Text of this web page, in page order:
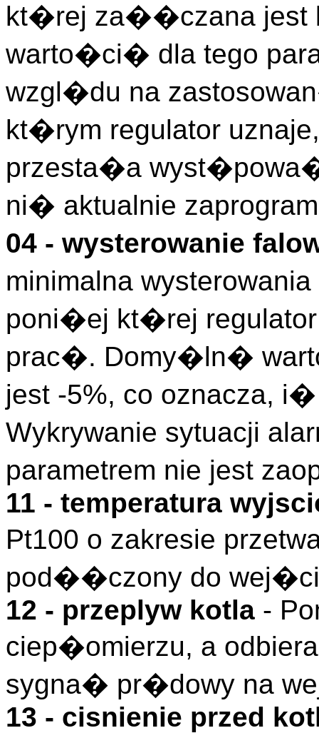
kt�rej za��czana jest
warto�ci� dla tego
wzgl�du na
kt�rym regulator
przesta�a
ni� aktualnie
04 - wysterowanie
minimalna
poni�ej kt�rej
prac�. Domy�ln�
jest -5%, co oznacza,
Wykrywanie sytuacji
parametrem nie jest
11 - temperatura
Pt100 o zakresie
pod��czony do
12 - przeplyw kotla -
ciep�omierzu, a
sygna� pr�dowy na
13 - cisnienie przed